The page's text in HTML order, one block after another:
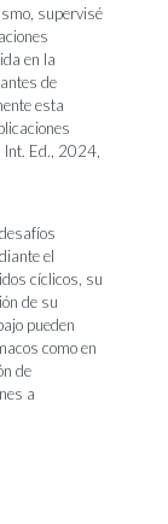
supervisé
en la
de
esta
Ed., 2024,
el
cíclicos, su
de su
pueden
como en
de
a